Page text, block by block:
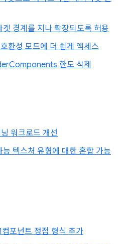
경계를 지나 확장되도록 허용
환성 모드에 더 쉽게 액세스
한도 삭제
워크로드 개선
텍스처 유형에 대한 혼합 가능
포넌트 정점 형식 추가